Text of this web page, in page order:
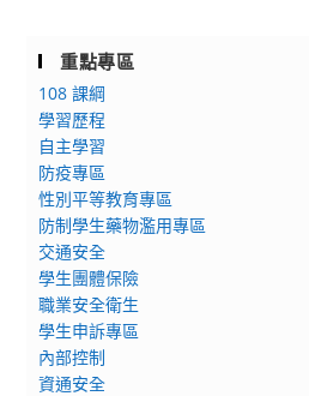
重點專區
108 課綱
學習歷程
自主學習
防疫專區
性別平等教育專區
防制學生藥物濫用專區
交通安全
學生團體保險
職業安全衛生
學生申訴專區
內部控制
資通安全